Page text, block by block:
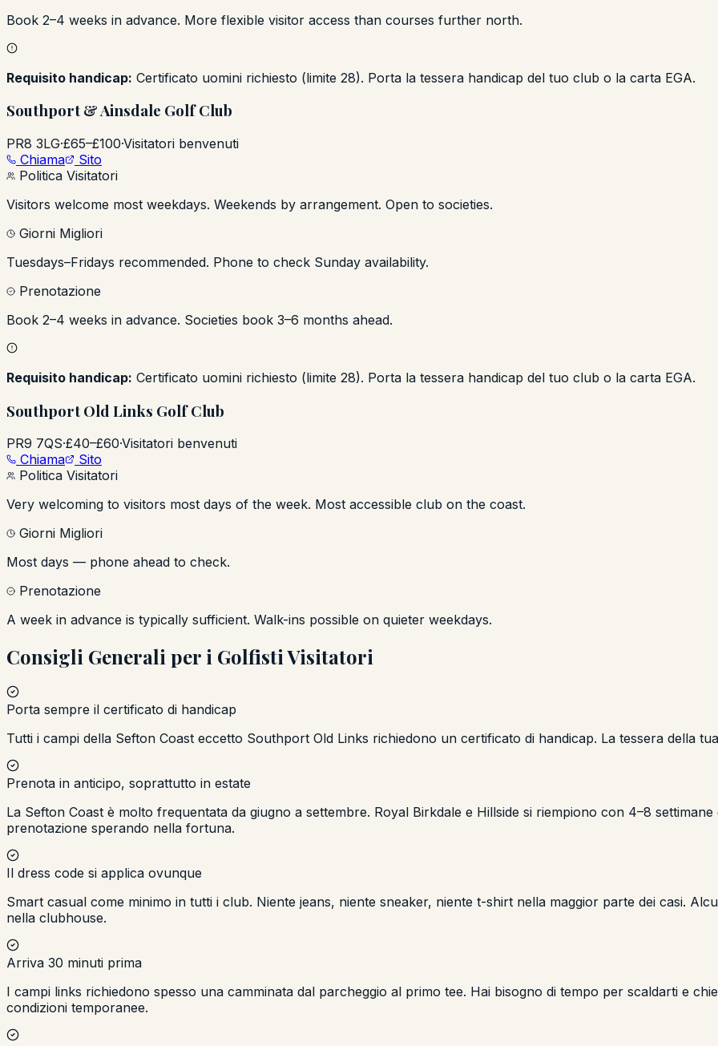
Book 2–4 weeks in advance. More flexible visitor access than courses further north.
Requisito handicap: Certificato uomini richiesto (limite 28). Porta la tessera handicap del tuo club o la carta EGA.
Southport & Ainsdale Golf Club
PR8 3LG·£65–£100·Visitatori benvenuti
Chiama
Sito
Politica Visitatori
Visitors welcome most weekdays. Weekends by arrangement. Open to societies.
Giorni Migliori
Tuesdays–Fridays recommended. Phone to check Sunday availability.
Prenotazione
Book 2–4 weeks in advance. Societies book 3–6 months ahead.
Requisito handicap: Certificato uomini richiesto (limite 28). Porta la tessera handicap del tuo club o la carta EGA.
Southport Old Links Golf Club
PR9 7QS·£40–£60·Visitatori benvenuti
Chiama
Sito
Politica Visitatori
Very welcoming to visitors most days of the week. Most accessible club on the coast.
Giorni Migliori
Most days — phone ahead to check.
Prenotazione
A week in advance is typically sufficient. Walk-ins possible on quieter weekdays.
Consigli Generali per i Golfisti Visitatori
Porta sempre il certificato di handicap
Tutti i campi della Sefton Coast eccetto Southport Old Links richiedono un certificato di handicap. La tessera della
Prenota in anticipo, soprattutto in estate
La Sefton Coast è molto frequentata da giugno a settembre. Royal Birkdale e Hillside si riempiono con 4–8
prenotazione sperando nella fortuna.
Il dress code si applica ovunque
Smart casual come minimo in tutti i club. Niente jeans, niente sneaker, niente t-shirt nella maggior parte dei casi.
nella clubhouse.
Arriva 30 minuti prima
I campi links richiedono spesso una camminata dal parcheggio al primo tee. Hai bisogno di tempo per scaldarti e
condizioni temporanee.